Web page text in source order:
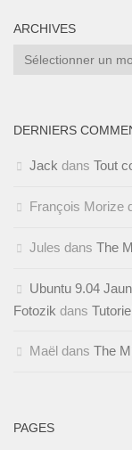
ARCHIVES
Archives
DERNIERS
Jack dans Tout
François Morize
Jules dans The
Ubuntu 9.04
Fotozik dans
Maël dans The
PAGES